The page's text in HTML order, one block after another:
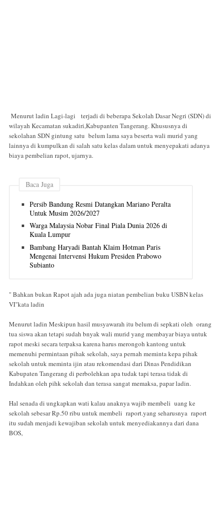
Menurut ladin Lagi-lagi terjadi di beberapa Sekolah Dasar Negri (SDN) di
wilayah Kecamatan sukadiri,Kabupanten Tangerang. Khususnya di
sekolahan SDN gintung satu belum lama saya beserta wali murid yang
lainnya di kumpulkan di salah satu kelas dalam untuk menyepakati adanya
biaya pembelian rapot, ujarnya.
Baca Juga
Persib Bandung Resmi Datangkan Mariano Peralta
Untuk Musim 2026/2027
Warga Malaysia Nobar Final Piala Dunia 2026 di
Kuala Lumpur
Bambang Haryadi Bantah Klaim Hotman Paris
Mengenai Intervensi Hukum Presiden Prabowo
Subianto
" Bahkan bukan Rapot ajah ada juga niatan pembelian buku USBN kelas
VI"kata ladin
Menurut ladin Meskipun hasil musyawarah itu belum di sepkati oleh orang
tua siswa akan tetapi sudah bnyak wali murid yang membayar biaya untuk
rapot meski secara terpaksa karena harus merongoh kantong untuk
memenuhi permintaan pihak sekolah, saya pernah meminta kepa pihak
sekolah untuk meminta ijin atau rekomendasi dari Dinas Pendidikan
Kabupaten Tangerang di perbolehkan apa tudak tapi terasa tidak di
Indahkan oleh pihk sekolah dan terasa sangat memaksa, papar ladin.
Hal senada di ungkapkan wati kalau anaknya wajib membeli uang ke
sekolah sebesar Rp.50 ribu untuk membeli raport.yang seharusnya raport
itu sudah menjadi kewajiban sekolah untuk menyediakannya dari dana
BOS,